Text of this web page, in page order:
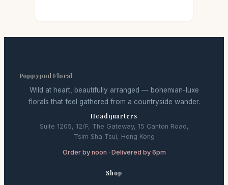
Poppypod Floral
Wild at heart, beautifully arranged — bohemian-luxe
florals that feel gathered from a countryside wander.
Headquarters
Suite 1205, 12/F, The Gateway, 15 Canton Road,
Tsim Sha Tsui, Hong Kong
Order by noon · Delivered by 6pm
Shop